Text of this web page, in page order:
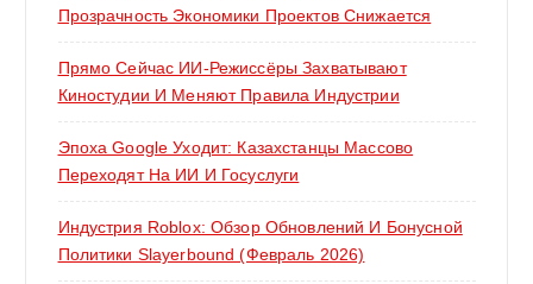
Прозрачность Экономики Проектов Снижается
Прямо Сейчас ИИ-Режиссёры Захватывают
Киностудии И Меняют Правила Индустрии
Эпоха Google Уходит: Казахстанцы Массово
Переходят На ИИ И Госуслуги
Индустрия Roblox: Обзор Обновлений И Бонусной
Политики Slayerbound (февраль 2026)